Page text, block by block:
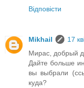
Відповісти
Mikhail
17
Мирас, добрый
Дайте больше
вы выбрали
куда?